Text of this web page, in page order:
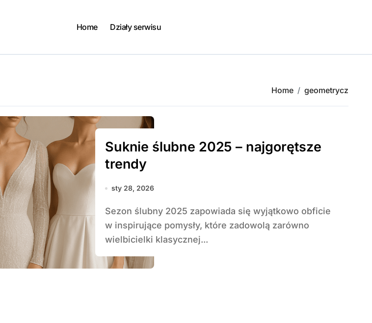
Home Działy serwisu
Home geometrycz
Suknie ślubne 2025 – najgorętsze
trendy
sty 28, 2026
Sezon ślubny 2025 zapowiada się wyjątkowo obficie
w inspirujące pomysły, które zadowolą zarówno
wielbicielki klasycznej...